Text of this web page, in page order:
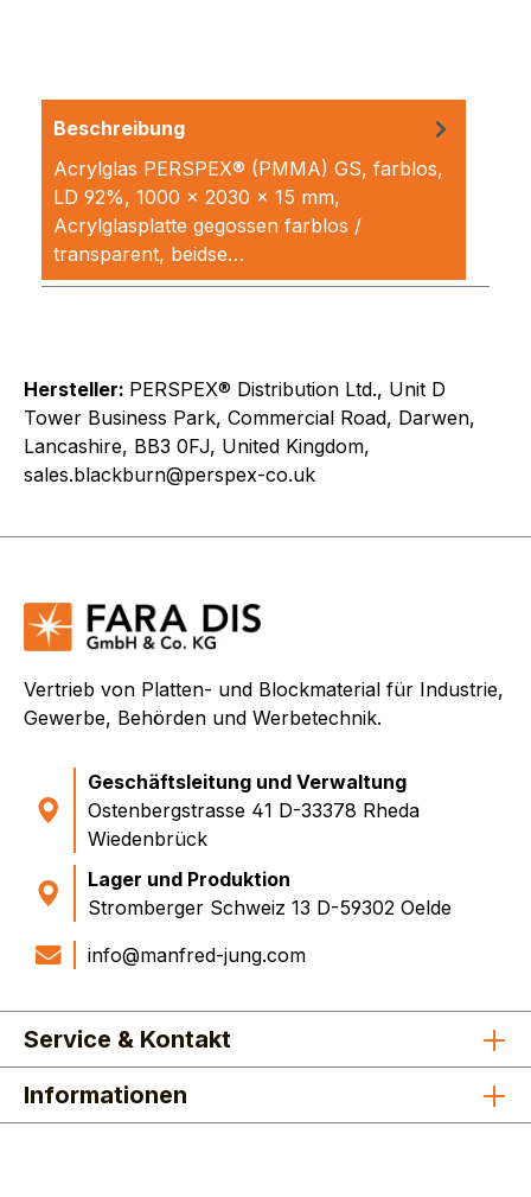
Beschreibung
Acrylglas PERSPEX® (PMMA) GS, farblos,
LD 92%, 1000 x 2030 x 15 mm,
Acrylglasplatte gegossen farblos /
transparent, beidse…
Hersteller: PERSPEX® Distribution Ltd., Unit D
Tower Business Park, Commercial Road, Darwen,
Lancashire, BB3 0FJ, United Kingdom,
sales.blackburn@perspex-co.uk
Vertrieb von Platten- und Blockmaterial für Industrie,
Gewerbe, Behörden und Werbetechnik.
Geschäftsleitung und Verwaltung
Ostenbergstrasse 41 D-33378 Rheda
Wiedenbrück
Lager und Produktion
Stromberger Schweiz 13 D-59302 Oelde
info@manfred-jung.com
Service & Kontakt
Informationen